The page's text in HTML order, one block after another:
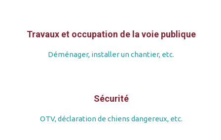
Travaux et occupation de la voie publique
Déménager, installer un chantier, etc.
Sécurité
OTV, déclaration de chiens dangereux, etc.